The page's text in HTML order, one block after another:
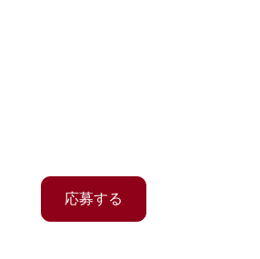
応募する